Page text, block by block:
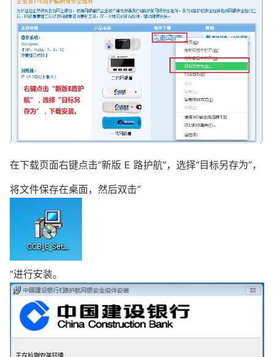
在下载页面右键点击“新版 E 路护航”，选择“目标另存为”，
将文件保存在桌面，然后双击“
”进行安装。